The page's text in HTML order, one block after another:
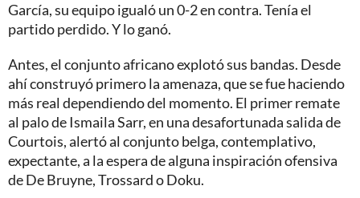
García, su equipo igualó un 0-2 en contra. Tenía el
partido perdido. Y lo ganó.
Antes, el conjunto africano explotó sus bandas. Desde
ahí construyó primero la amenaza, que se fue haciendo
más real dependiendo del momento. El primer remate
al palo de Ismaila Sarr, en una desafortunada salida de
Courtois, alertó al conjunto belga, contemplativo,
expectante, a la espera de alguna inspiración ofensiva
de De Bruyne, Trossard o Doku.